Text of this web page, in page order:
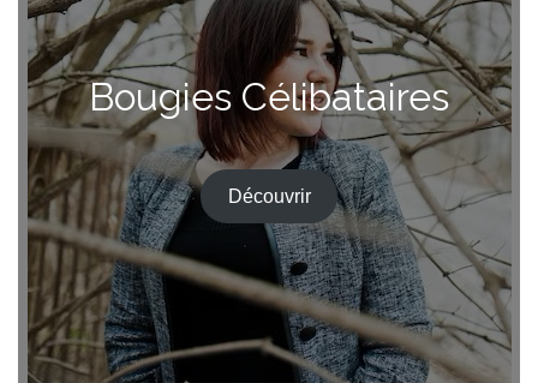
Bougies Célibataires
Découvrir